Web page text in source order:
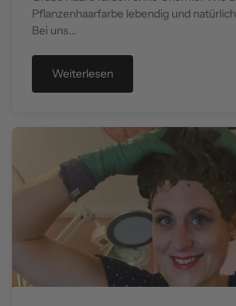
Pflanzenhaarfarbe lebendig und
Bei uns...
Weiterlesen